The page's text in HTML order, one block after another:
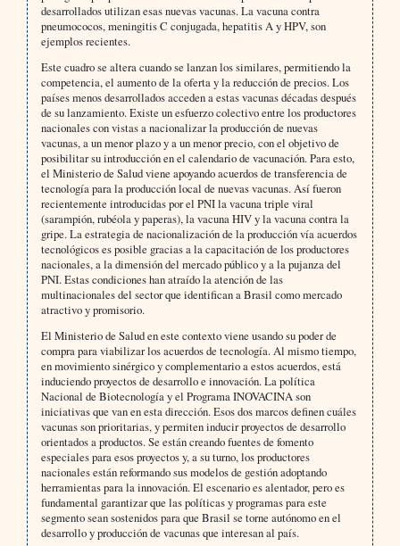
desarrollados utilizan esas nuevas vacunas. La vacuna contra
pneumococos, meningitis C conjugada, hepatitis A y HPV, son
ejemplos recientes.
Este cuadro se altera cuando se lanzan los similares, permitiendo la
competencia, el aumento de la oferta y la reducción de precios. Los
países menos desarrollados acceden a estas vacunas décadas después
de su lanzamiento. Existe un esfuerzo colectivo entre los productores
nacionales con vistas a nacionalizar la producción de nuevas
vacunas, a un menor plazo y a un menor precio, con el objetivo de
posibilitar su introducción en el calendario de vacunación. Para esto,
el Ministerio de Salud viene apoyando acuerdos de transferencia de
tecnología para la producción local de nuevas vacunas. Así fueron
recientemente introducidas por el PNI la vacuna triple viral
(sarampión, rubéola y paperas), la vacuna HIV y la vacuna contra la
gripe. La estrategia de nacionalización de la producción vía acuerdos
tecnológicos es posible gracias a la capacitación de los productores
nacionales, a la dimensión del mercado público y a la pujanza del
PNI. Estas condiciones han atraído la atención de las
multinacionales del sector que identifican a Brasil como mercado
atractivo y promisorio.
El Ministerio de Salud en este contexto viene usando su poder de
compra para viabilizar los acuerdos de tecnología. Al mismo tiempo,
en movimiento sinérgico y complementario a estos acuerdos, está
induciendo proyectos de desarrollo e innovación. La política
Nacional de Biotecnología y el Programa INOVACINA son
iniciativas que van en esta dirección. Esos dos marcos definen cuáles
vacunas son prioritarias, y permiten inducir proyectos de desarrollo
orientados a productos. Se están creando fuentes de fomento
especiales para esos proyectos y, a su turno, los productores
nacionales están reformando sus modelos de gestión adoptando
herramientas para la innovación. El escenario es alentador, pero es
fundamental garantizar que las políticas y programas para este
segmento sean sostenidos para que Brasil se torne autónomo en el
desarrollo y producción de vacunas que interesan al país.